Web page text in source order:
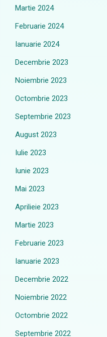
Martie 2024
Februarie 2024
Ianuarie 2024
Decembrie 2023
Noiembrie 2023
Octombrie 2023
Septembrie 2023
August 2023
Iulie 2023
Iunie 2023
Mai 2023
Aprilieie 2023
Martie 2023
Februarie 2023
Ianuarie 2023
Decembrie 2022
Noiembrie 2022
Octombrie 2022
Septembrie 2022